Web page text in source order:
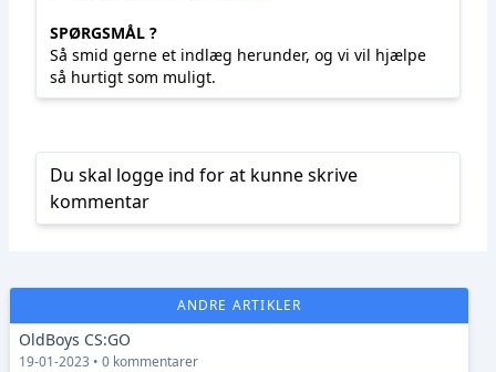
SPØRGSMÅL ?
Så smid gerne et indlæg herunder, og vi vil hjælpe
så hurtigt som muligt.
Du skal logge ind for at kunne skrive
kommentar
ANDRE ARTIKLER
OldBoys CS:GO
19-01-2023 • 0 kommentarer